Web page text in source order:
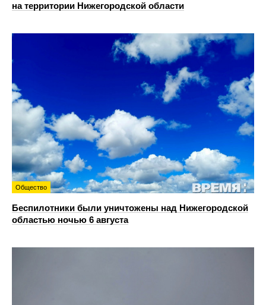
на территории Нижегородской области
Общество
Беспилотники были уничтожены над Нижегородской
областью ночью 6 августа